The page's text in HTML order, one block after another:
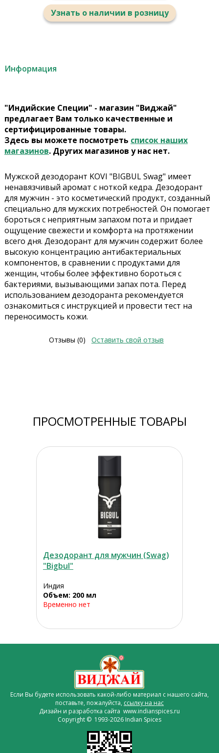
Узнать о наличии в розницу
Информация
"Индийские Специи" - магазин "Виджай"
предлагает Вам только качественные и
сертифицированные товары.
Здесь вы можете посмотреть список наших
магазинов. Других магазинов у нас нет.
Мужской дезодорант KOVI "BIGBUL Swag" имеет
ненавязчивый аромат с ноткой кедра. Дезодорант
для мужчин - это косметический продукт, созданный
специально для мужских потребностей. Он помогает
бороться с неприятным запахом пота и придает
ощущение свежести и комфорта на протяжении
всего дня. Дезодорант для мужчин содержит более
высокую концентрацию антибактериальных
компонентов, в сравнении с продуктами для
женщин, чтобы более эффективно бороться с
бактериями, вызывающими запах пота. Перед
использованием дезодоранта рекомендуется
ознакомиться с инструкцией и провести тест на
переносимость кожи.
Отзывы (0) Оставить свой отзыв
ПРОСМОТРЕННЫЕ ТОВАРЫ
Дезодорант для мужчин (Swag)
"Bigbul"
Индия
Объем: 200 мл
Временно нет
Если Вы будете использовать какой-либо материал с нашего сайта,
поставьте, пожалуйста, ссылку на нас
Дизайн и разработка сайта www.indianspices.ru
Copyright © 1993-2026 Indian Spices